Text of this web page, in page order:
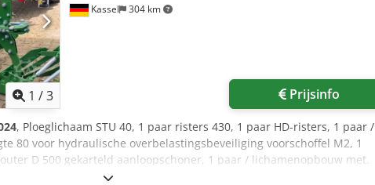
1 /3
Kassel 304 km
Prijsinfo
, Ploeglichaam STU 40, 1 paar risters 430, 1 paar HD-risters, 1 paar /
80 voor hydraulische overbelastingsbeveiliging voorschoffel M2, 1
D 500 gekarteld aanloopschoner, 1 paar / lichamenopbouw met.